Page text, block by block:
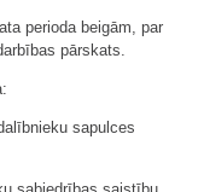
perioda beigām, par
pārskats.
sapulces